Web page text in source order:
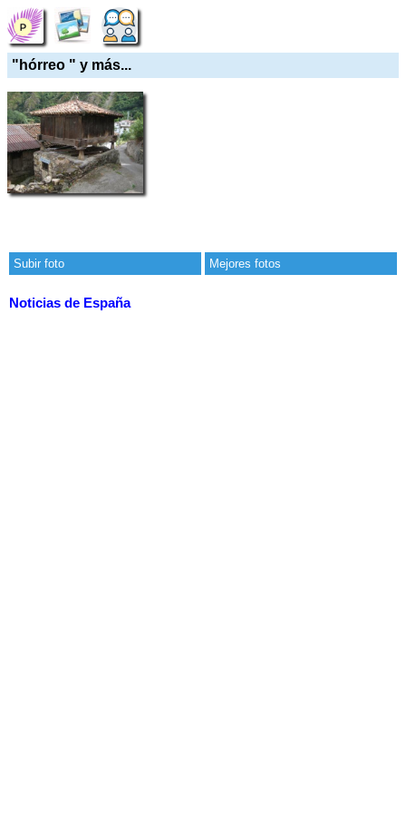
"hórreo " y más...
Subir foto Mejores fotos
Noticias de España